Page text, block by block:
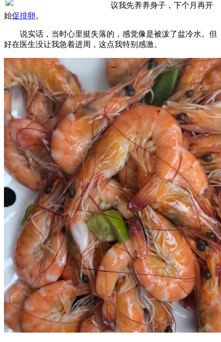
议我先养养身子，下个月再开
始促排卵。
说实话，当时心里挺失落的，感觉像是被泼了盆冷水。但
好在医生没让我急着进周，这点我特别感激。